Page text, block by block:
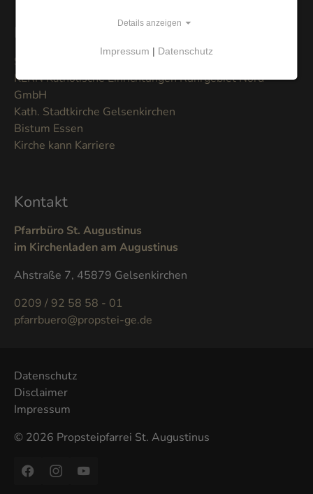
Stadtteilladen Bismarck
KERN Katholische Einrichtungen Ruhrgebiet Nord
GmbH
Kath. Stadtkirche Gelsenkirchen
Bistum Essen
Kirche kann Karriere
Kontakt
Pfarrbüro St. Augustinus
im Kirchenladen am Augustinus
Ahstraße 7, 45879 Gelsenkirchen
0209 / 92 58 58 - 01
pfarrbuero@propstei-ge.de
Datenschutz
Disclaimer
Impressum
© 2026 Propsteipfarrei St. Augustinus
FacebookInstagramYouTube
Details anzeigen
Impressum | Datenschutz